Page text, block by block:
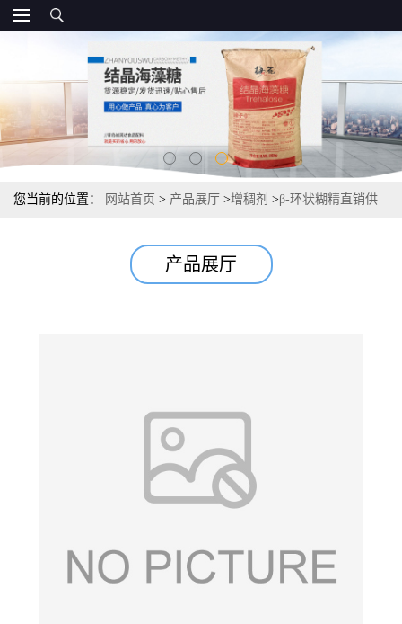
您当前的位置： 网站首页 > 产品展厅 >增稠剂 >β-环状糊精直销供
产品展厅